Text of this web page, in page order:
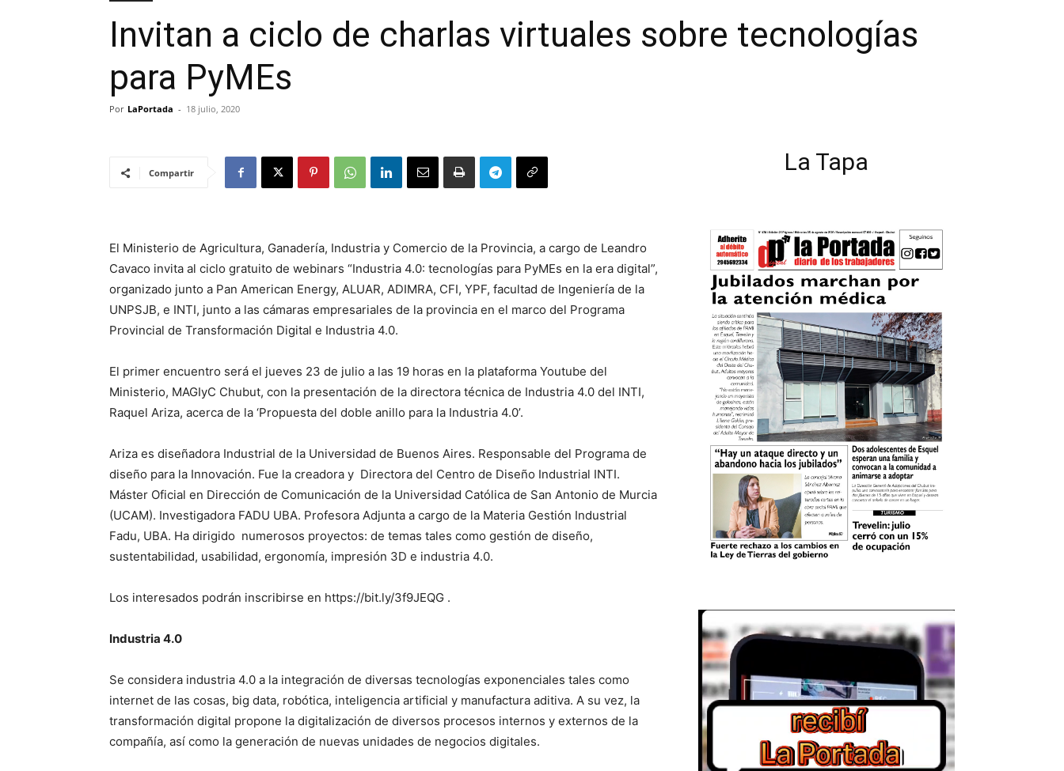
Invitan a ciclo de charlas virtuales sobre tecnologías
para PyMEs
Por LaPortada - 18 julio, 2020
Compartir
El Ministerio de Agricultura, Ganadería, Industria y Comercio de la Provincia, a cargo de Leandro
Cavaco invita al ciclo gratuito de webinars “Industria 4.0: tecnologías para PyMEs en la era digital”,
organizado junto a Pan American Energy, ALUAR, ADIMRA, CFI, YPF, facultad de Ingeniería de la
UNPSJB, e INTI, junto a las cámaras empresariales de la provincia en el marco del Programa
Provincial de Transformación Digital e Industria 4.0.
El primer encuentro será el jueves 23 de julio a las 19 horas en la plataforma Youtube del
Ministerio, MAGIyC Chubut, con la presentación de la directora técnica de Industria 4.0 del INTI,
Raquel Ariza, acerca de la ‘Propuesta del doble anillo para la Industria 4.0’.
Ariza es diseñadora Industrial de la Universidad de Buenos Aires. Responsable del Programa de
diseño para la Innovación. Fue la creadora y Directora del Centro de Diseño Industrial INTI.
Máster Oficial en Dirección de Comunicación de la Universidad Católica de San Antonio de Murcia
(UCAM). Investigadora FADU UBA. Profesora Adjunta a cargo de la Materia Gestión Industrial
Fadu, UBA. Ha dirigido numerosos proyectos: de temas tales como gestión de diseño,
sustentabilidad, usabilidad, ergonomía, impresión 3D e industria 4.0.
Los interesados podrán inscribirse en https://bit.ly/3f9JEQG .
Industria 4.0
Se considera industria 4.0 a la integración de diversas tecnologías exponenciales tales como
internet de las cosas, big data, robótica, inteligencia artificial y manufactura aditiva. A su vez, la
transformación digital propone la digitalización de diversos procesos internos y externos de la
compañía, así como la generación de nuevas unidades de negocios digitales.
La Tapa